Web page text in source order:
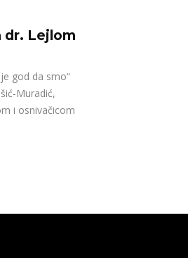
dr. Lejlom
god da smo“
Muradić,
i osnivačicom